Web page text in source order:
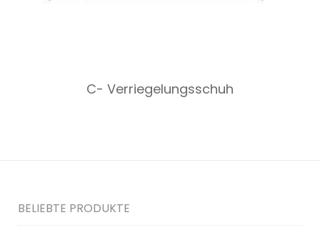
C- Verriegelungsschuh
BELIEBTE PRODUKTE